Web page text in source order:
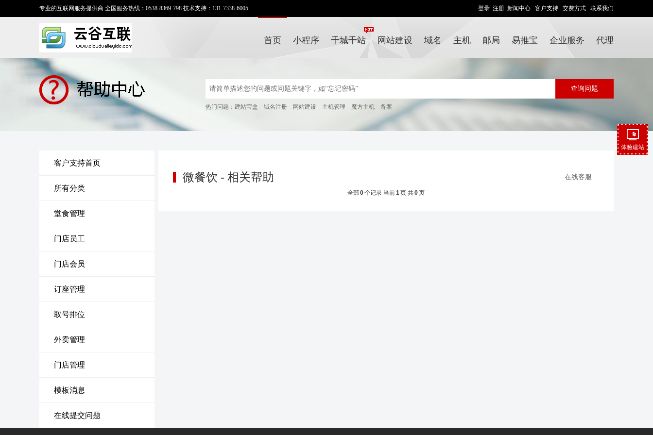
专业的互联网服务提供商 全国服务热线：0538-8369-798 技术支持：131-7338-6005 登录 注册 新闻中心 客户支持 交费方式 联系我们
首页 小程序 千城千站 网站建设 域名 主机 邮局 易推宝 企业服务 代理
热门问题： 建站宝盒 域名注册 网站建设 主机管理 魔方主机 备案
客户支持首页
所有分类
堂食管理
门店员工
门店会员
订座管理
取号排位
外卖管理
门店管理
模板消息
在线提交问题
微餐饮 - 相关帮助 在线客服
全部0个记录 当前1页 共0页
体验建站